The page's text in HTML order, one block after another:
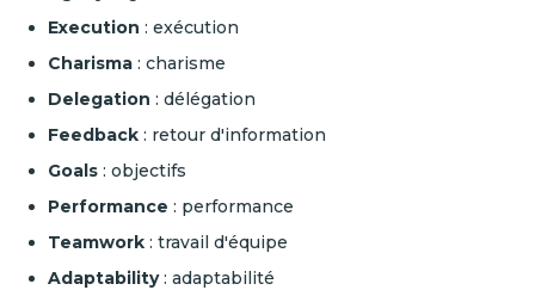
Execution : exécution
Charisma : charisme
Delegation : délégation
Feedback : retour d'information
Goals : objectifs
Performance : performance
Teamwork : travail d'équipe
Adaptability: adaptabilité